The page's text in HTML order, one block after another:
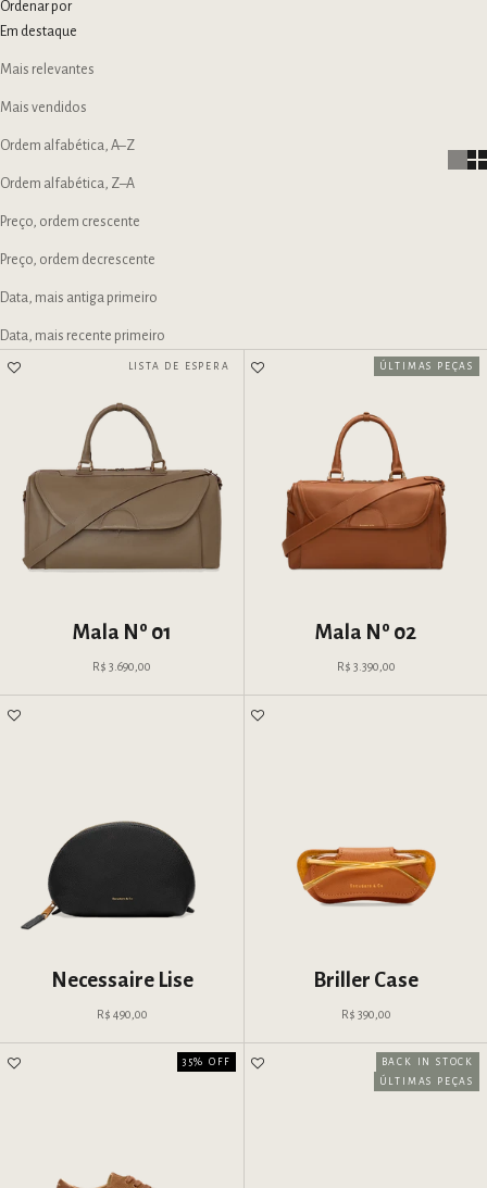
Ordenar por
Em destaque
Mais relevantes
Mais vendidos
Ordem alfabética, A–Z
Ordem alfabética, Z–A
Preço, ordem crescente
Preço, ordem decrescente
Data, mais antiga primeiro
Data, mais recente primeiro
LISTA DE ESPERA
Mala Nº 01
Preço promocional
R$ 3.690,00
ÚLTIMAS PEÇAS
Mala Nº 02
Preço promocional
R$ 3.390,00
Necessaire Lise
Preço promocional
R$ 490,00
Briller Case
Preço promocional
R$ 390,00
35% OFF
BACK IN STOCK
ÚLTIMAS PEÇAS